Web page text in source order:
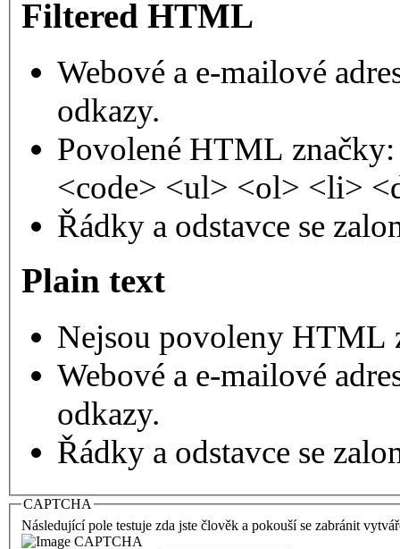
Filtered HTML
Webové a e-mailové
odkazy.
Povolené HTML
<code> <ul> <ol> <li>
Řádky a odstavce se
Plain text
Nejsou povoleny HTML
Webové a e-mailové
odkazy.
Řádky a odstavce se
CAPTCHA
Následující pole testuje zda jste člověk a pokouší se zabránit